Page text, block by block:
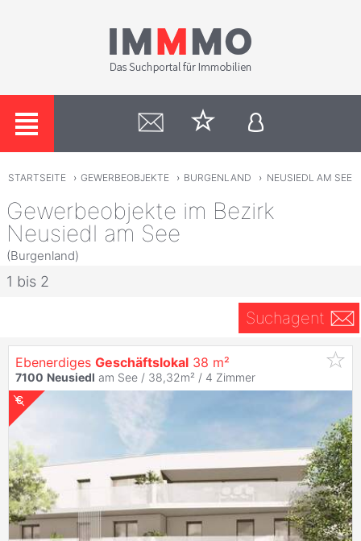
STARTSEITE › GEWERBEOBJEKTE › BURGENLAND › NEUSIEDL AM SEE
Gewerbeobjekte im Bezirk
Neusiedl am See
(Burgenland)
1 bis 2
Suchagent
Ebenerdiges Geschäftslokal 38 m²
7100 Neusiedl am See / 38,32m² / 4 Zimmer